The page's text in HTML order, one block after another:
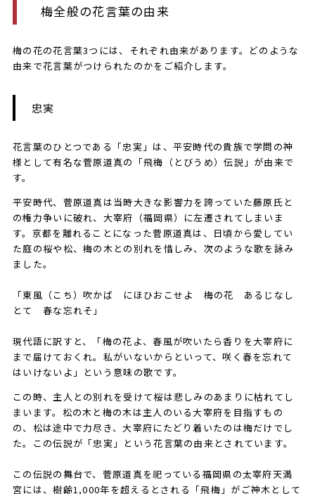
梅全般の花言葉の由来
梅の花の花言葉3つには、それぞれ由来があります。どのような
由来で花言葉がつけられたのかをご紹介します。
​​​忠実
花言葉のひとつである「忠実」は、平安時代の貴族で学問の神
様として有名な菅原道真の「飛梅（とびうめ）伝説」が由来で
す。
平安時代、菅原道真は当時大きな影響力を誇っていた藤原氏と
の権力争いに破れ、大宰府（福岡県）に左遷されてしまいま
す。京都を離れることになった菅原道真は、日頃から愛してい
た庭の桜や松、梅の木との別れを惜しみ、次のような歌を詠み
ました。
「東風（こち）吹かば にほひおこせよ 梅の花 あるじなし
とて 春な忘れそ」
現代語に訳すと、「梅の花よ、春風が吹いたら香りを大宰府に
まで届けておくれ。私がいないからといって、咲く春を忘れて
はいけないよ」という意味の歌です。
この時、主人との別れを受けて桜は悲しみのあまりに枯れてし
まいます。松の木と梅の木は主人のいる大宰府を目指すもの
の、松は途中で力尽き、大宰府にたどり着いたのは梅だけでし
た。この伝説が「忠実」という花言葉の由来とされています。
この伝説の舞台で、菅原道真を祀っている福岡県の太宰府天満
宮には、樹齢1,000年を超えるとされる「飛梅」がご神木として